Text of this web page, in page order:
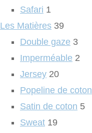
Safari 1
Les Matières 39
Double gaze 3
Imperméable 2
Jersey 20
Popeline de coton
Satin de coton 5
Sweat 19